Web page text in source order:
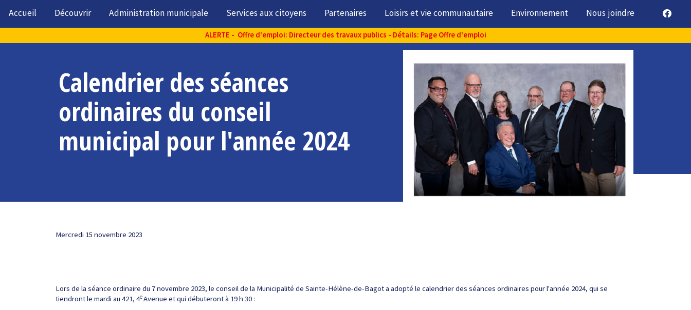
Accueil Découvrir Administration municipale Services aux citoyens Partenaires Loisirs et vie communautaire Environnement Nous joindre
ALERTE - Offre d'emploi: Directeur des travaux publics - Détails: Page Offre d'emploi
Calendrier des séances
ordinaires du conseil
municipal pour l'année 2024
Mercredi 15 novembre 2023
Lors de la séance ordinaire du 7 novembre 2023, le conseil de la Municipalité de Sainte-Hélène-de-Bagot a adopté le calendrier des séances ordinaires pour l'année 2024, qui se
tiendront le mardi au 421, 4eAvenue et qui débuteront à 19 h 30 :